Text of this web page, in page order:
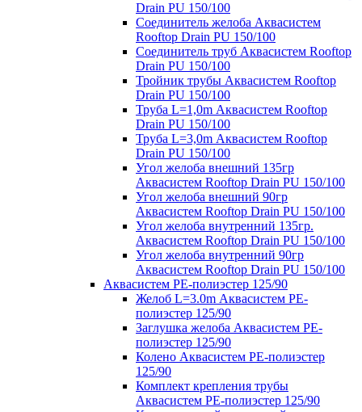
Drain PU 150/100
Соединитель желоба Аквасистем
Rooftop Drain PU 150/100
Соединитель труб Аквасистем Rooftop
Drain PU 150/100
Тройник трубы Аквасистем Rooftop
Drain PU 150/100
Труба L=1,0m Аквасистем Rooftop
Drain PU 150/100
Труба L=3,0m Аквасистем Rooftop
Drain PU 150/100
Угол желоба внешний 135гр
Аквасистем Rooftop Drain PU 150/100
Угол желоба внешний 90гр
Аквасистем Rooftop Drain PU 150/100
Угол желоба внутренний 135гр.
Аквасистем Rooftop Drain PU 150/100
Угол желоба внутренний 90гр
Аквасистем Rooftop Drain PU 150/100
Аквасистем PE-полиэстер 125/90
Желоб L=3.0m Аквасистем PE-
полиэстер 125/90
Заглушка желоба Аквасистем PE-
полиэстер 125/90
Колено Аквасистем PE-полиэстер
125/90
Комплект крепления трубы
Аквасистем PE-полиэстер 125/90